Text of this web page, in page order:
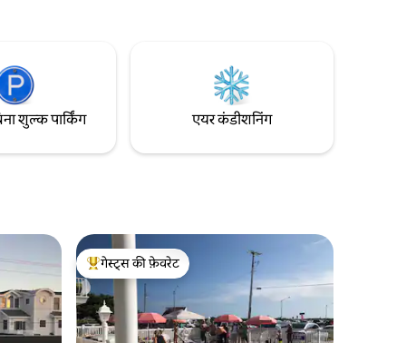
शुल्क पार्किंग एयर कंडीशनिंग
गेस्ट्स का टॉप फ़ेवरेट
गेस्ट्स की फ़ेवरेट